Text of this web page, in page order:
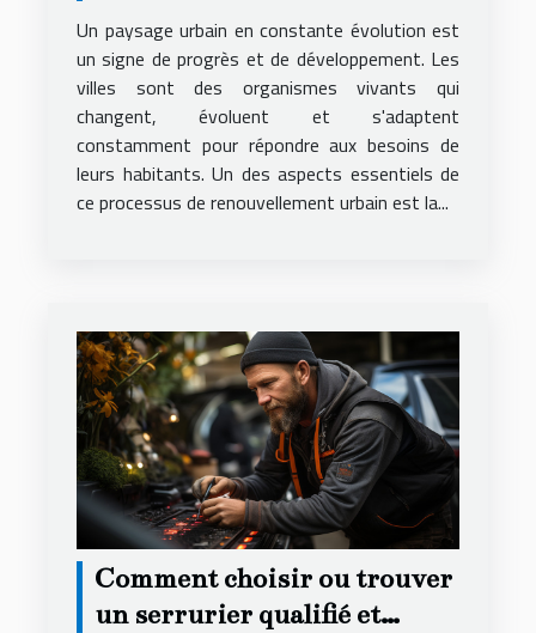
renouvellement urbain
Un paysage urbain en constante évolution est
un signe de progrès et de développement. Les
villes sont des organismes vivants qui
changent, évoluent et s'adaptent
constamment pour répondre aux besoins de
leurs habitants. Un des aspects essentiels de
ce processus de renouvellement urbain est la...
Comment choisir ou trouver
un serrurier qualifié et